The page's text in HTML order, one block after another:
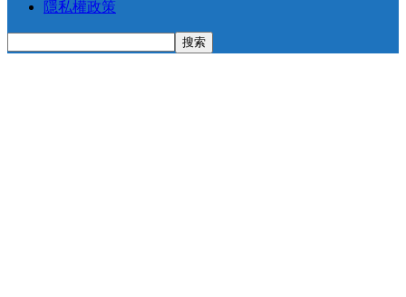
隱私權政策